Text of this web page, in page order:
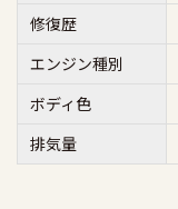
修復歴
エンジン種別
ボディ色
排気量